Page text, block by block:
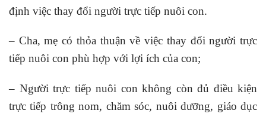
định việc thay đổi người trực tiếp nuôi con.
– Cha, mẹ có thỏa thuận về việc thay đổi người trực
tiếp nuôi con phù hợp với lợi ích của con;
– Người trực tiếp nuôi con không còn đủ điều kiện
trực tiếp trông nom, chăm sóc, nuôi dưỡng, giáo dục